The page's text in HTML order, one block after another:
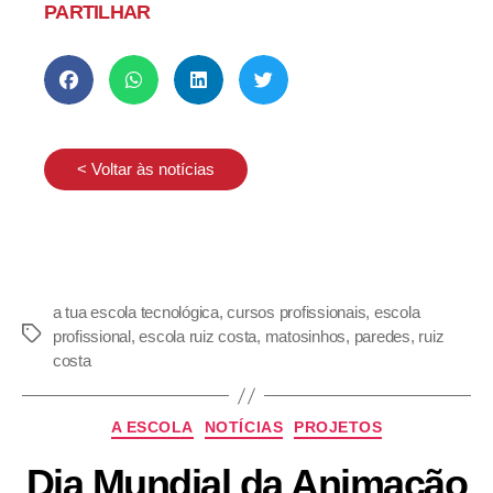
PARTILHAR
< Voltar às notícias
a tua escola tecnológica,cursos profissionais, escola
profissional,escola ruiz costa, matosinhos, paredes, ruiz
costa
A ESCOLA NOTÍCIAS PROJETOS
Dia Mundial da Animação